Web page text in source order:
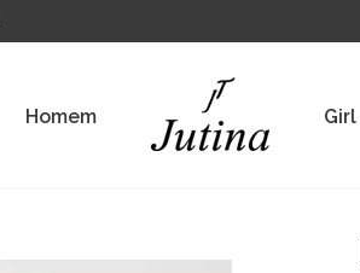
Homem Girl